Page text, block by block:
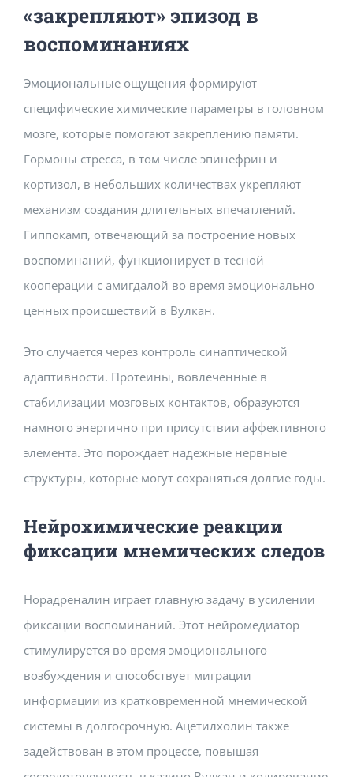
«закрепляют» эпизод в
воспоминаниях
Эмоциональные ощущения формируют
специфические химические параметры в головном
мозге, которые помогают закреплению памяти.
Гормоны стресса, в том числе эпинефрин и
кортизол, в небольших количествах укрепляют
механизм создания длительных впечатлений.
Гиппокамп, отвечающий за построение новых
воспоминаний, функционирует в тесной
кооперации с амигдалой во время эмоционально
ценных происшествий в Вулкан.
Это случается через контроль синаптической
адаптивности. Протеины, вовлеченные в
стабилизации мозговых контактов, образуются
намного энергично при присутствии аффективного
элемента. Это порождает надежные нервные
структуры, которые могут сохраняться долгие годы.
Нейрохимические реакции
фиксации мнемических следов
Норадреналин играет главную задачу в усилении
фиксации воспоминаний. Этот нейромедиатор
стимулируется во время эмоционального
возбуждения и способствует миграции
информации из кратковременной мнемической
системы в долгосрочную. Ацетилхолин также
задействован в этом процессе, повышая